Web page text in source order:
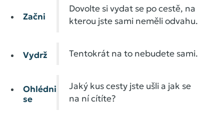
Začni
Dovolte si vydat se po cestě, na
kterou jste sami neměli odvahu.
Vydrž Tentokrát na to nebudete sami.
Ohlédni
se
Jaký kus cesty jste ušli a jak se
na ní cítíte?